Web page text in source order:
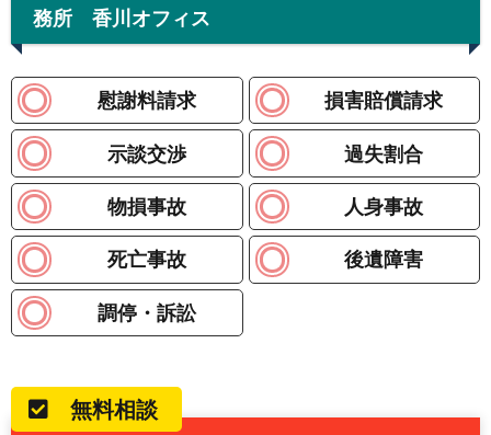
務所 香川オフィス
慰謝料請求 損害賠償請求
示談交渉 過失割合
物損事故 人身事故
死亡事故 後遺障害
調停・訴訟
無料相談